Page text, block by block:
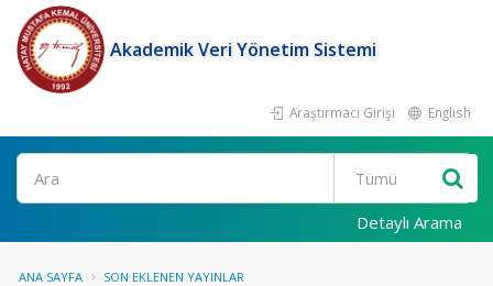
Akademik Veri Yönetim Sistemi
Araştırmacı Girişi English
Ara
Detaylı Arama
ANA SAYFA SON EKLENEN YAYINLAR